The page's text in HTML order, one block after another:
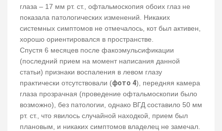
глаза – 17 мм рт. ст., офтальмоскопия обоих глаз не
показала патологических изменений. Никаких
системных симптомов не отмечалось, кот был активен,
хорошо ориентировался в пространстве.
Спустя 6 месяцев после факоэмульсификации
(последний прием на момент написания данной
статьи) признаки воспаления в левом глазу
практически отсутствовали (фото 4), передняя камера
глаза прозрачная (проведение офтальмоскопии было
возможно), без патологии, однако ВГД составило 50 мм
рт. ст., что явилось случайной находкой, прием был
плановым, и никаких симптомов владелец не замечал.